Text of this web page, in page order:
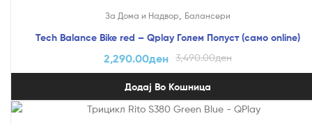
За Дома и Надвор Балансери
Tech Balance Bike red – Qplay Голем Попуст (само online)
3,490.00ден
2,290.00ден
Додај Во Кошница